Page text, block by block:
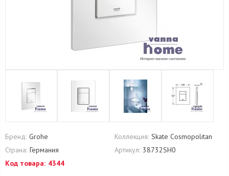
Бренд: Grohe Коллекция: Skate Cosmopolitan
Страна: Германия Артикул: 38732SH0
Код товара: 4344